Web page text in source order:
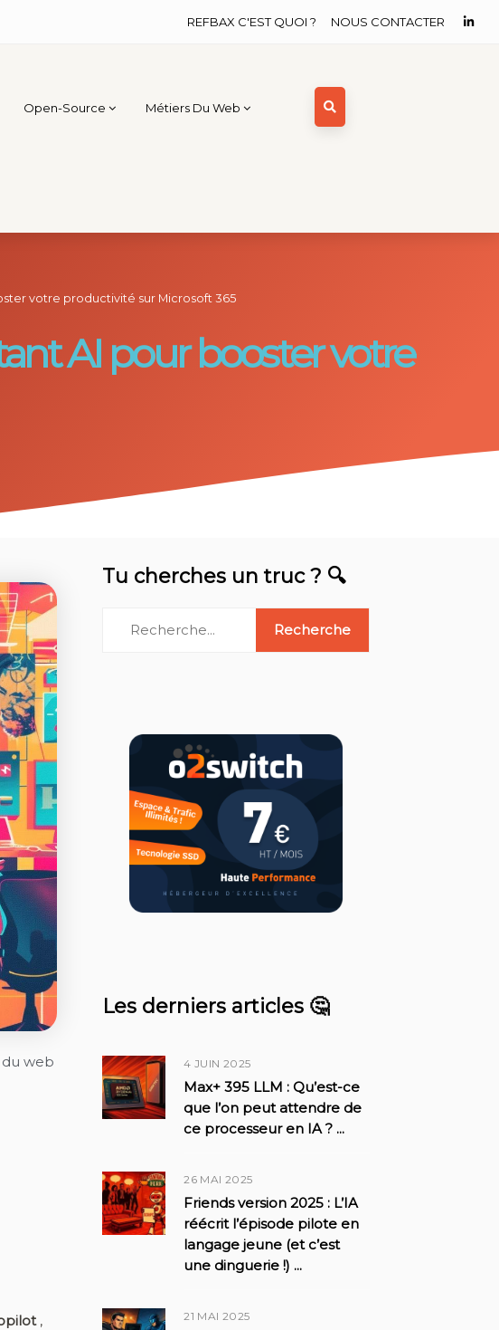
NOUS CONTACTER
REFBAX C'EST QUOI ?
Open-Source Métiers Du Web
votre productivité sur Microsoft 365
AI pour booster votre
web
,
Tu cherches un truc ? 🔍
Les derniers articles 🤔
4 JUIN 2025
Max+ 395 LLM : Qu’est-ce
que l’on peut attendre de
ce processeur en IA ? ...
26 MAI 2025
Friends version 2025 : L’IA
réécrit l’épisode pilote en
langage jeune (et c’est
une dinguerie !) ...
21 MAI 2025